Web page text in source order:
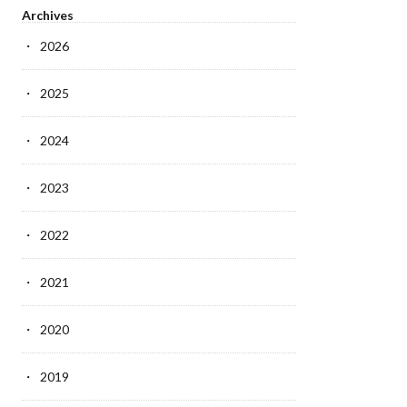
Archives
2026
2025
2024
2023
2022
2021
2020
2019